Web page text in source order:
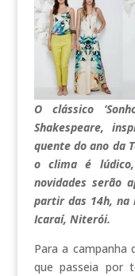
O clássico
Shakespeare,
quente do ano da
o clima é
novidades serão
partir das 14h, na
Icaraí, Niterói.
Para a campanha
que passeia por